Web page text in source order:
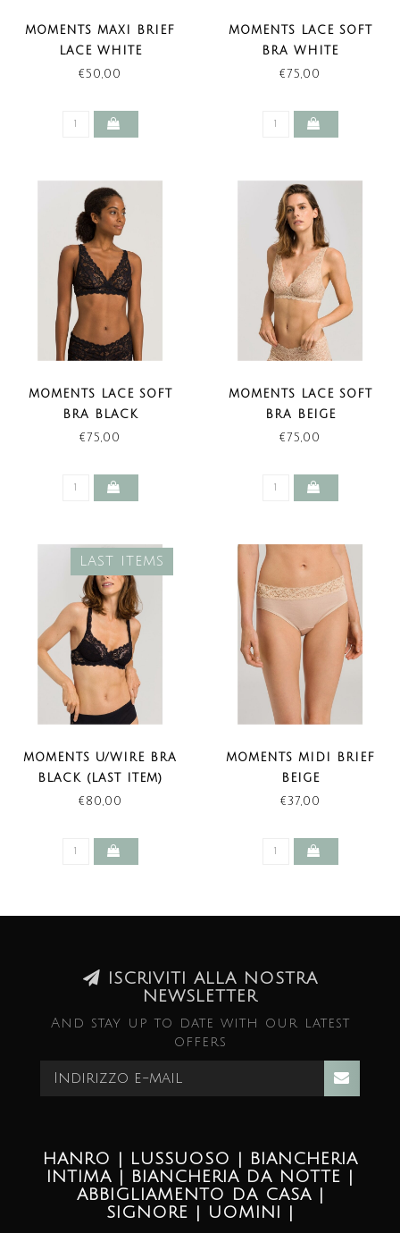
MOMENTS MAXI BRIEF
LACE WHITE
€50,00
MOMENTS LACE SOFT
BRA WHITE
€75,00
MOMENTS LACE SOFT
BRA BLACK
€75,00
MOMENTS LACE SOFT
BRA BEIGE
€75,00
LAST ITEMS
MOMENTS U/WIRE BRA
BLACK (LAST ITEM)
€80,00
MOMENTS MIDI BRIEF
BEIGE
€37,00
ISCRIVITI ALLA NOSTRA
NEWSLETTER
And stay up to date with our latest
offers
HANRO | LUSSUOSO | BIANCHERIA
INTIMA | BIANCHERIA DA NOTTE |
ABBIGLIAMENTO DA CASA |
SIGNORE | UOMINI |